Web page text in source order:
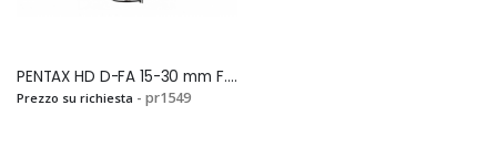
PENTAX HD D-FA 15-30 mm F.2,8 ED SDM WRSi
Prezzo su richiesta - pr1549